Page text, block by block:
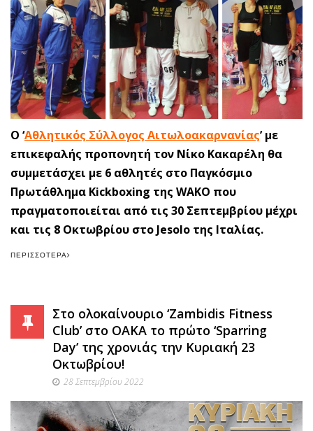
O ‘Αθλητικός Σύλλογος Αιτωλοακαρνανίας’ με
επικεφαλής προπονητή τον Νίκο Κακαρέλη θα
συμμετάσχει με 6 αθλητές στο Παγκόσμιο
Πρωτάθλημα Kickboxing της WAKO που
πραγματοποιείται από τις 30 Σεπτεμβρίου μέχρι
και τις 8 Οκτωβρίου στο Jesolo της Ιταλίας.
ΠΕΡΙΣΣΌΤΕΡΑ
Στο ολοκαίνουριο ‘Zambidis Fitness
Club’ στο ΟΑΚΑ το πρώτο ‘Sparring
Day’ της χρονιάς την Κυριακή 23
Οκτωβρίου!
28 Σεπτεμβρίου 2022